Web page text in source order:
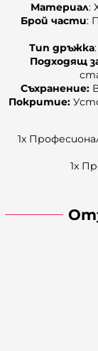
Материал:
Брой части:
Тип дръжка
Подходящ
Съхранение:
Покритие:
1x
1x